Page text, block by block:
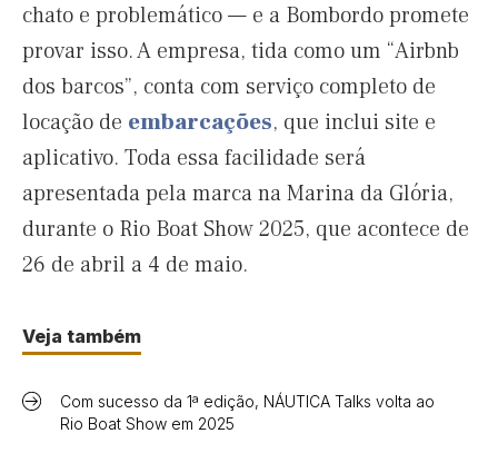
chato e problemático — e a Bombordo promete
provar isso. A empresa, tida como um “Airbnb
dos barcos”, conta com serviço completo de
locação de embarcações, que inclui site e
aplicativo. Toda essa facilidade será
apresentada pela marca na Marina da Glória,
durante o Rio Boat Show 2025, que acontece de
26 de abril a 4 de maio.
Veja também
Com sucesso da 1ª edição, NÁUTICA Talks volta ao
Rio Boat Show em 2025